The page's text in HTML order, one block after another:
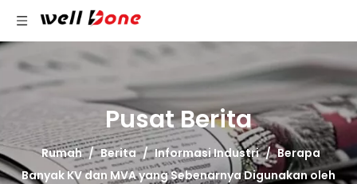
Pusat Berita
Rumah / Berita / Informasi Industri / Berapa
Banyak KV dan MVA yang Sebenarnya Digunakan oleh